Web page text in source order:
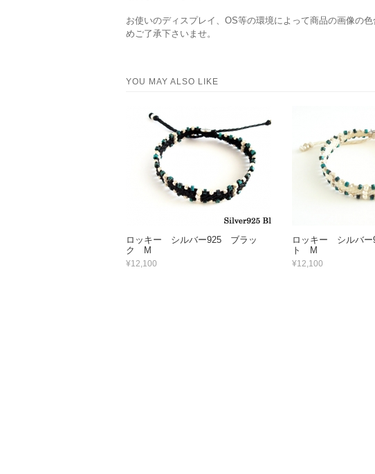
お使いのディスプレイ、OS等の環境によって商品の画像の
めご了承下さいませ。
YOU MAY ALSO LIKE
ロッキー シルバー925 ブラッ
ク M
¥12,100
ロッキー シルバ
ト M
¥12,100